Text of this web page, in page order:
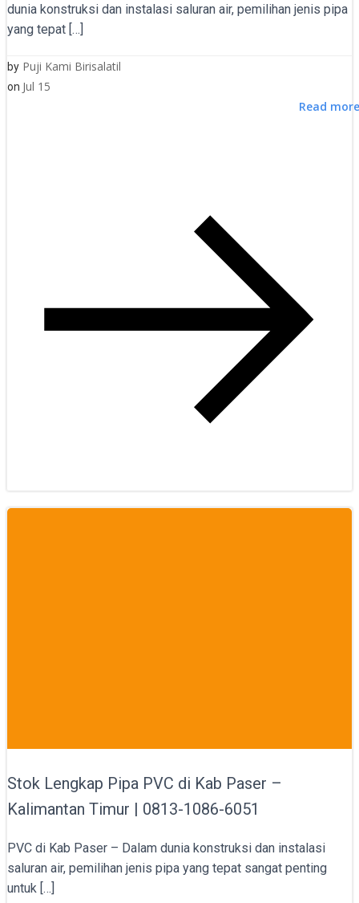
dunia konstruksi dan instalasi saluran air, pemilihan jenis pipa
yang tepat […]
by Puji Kami Birisalatil
on Jul 15
Read more
Stok Lengkap Pipa PVC di Kab Paser –
Kalimantan Timur | 0813-1086-6051
PVC di Kab Paser – Dalam dunia konstruksi dan instalasi
saluran air, pemilihan jenis pipa yang tepat sangat penting
untuk […]